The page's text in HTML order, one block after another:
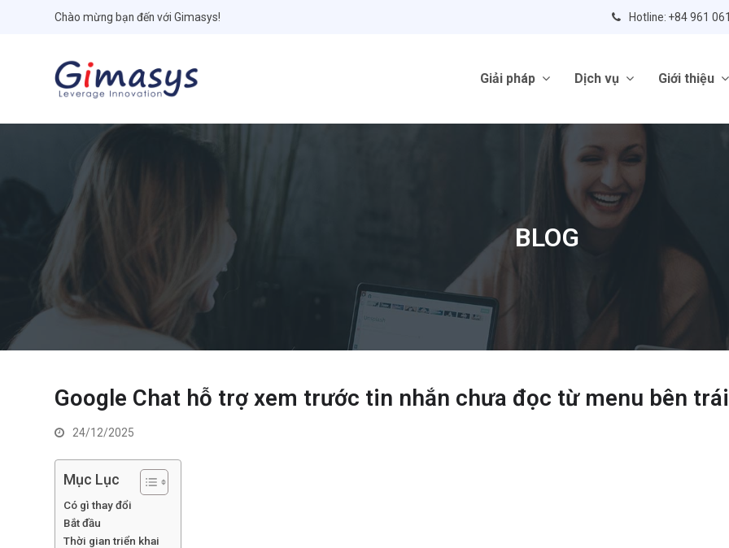
Chào mừng bạn đến với Gimasys! Hotline: +84 961
Giải pháp Dịch vụ Giới thiệu
BLOG
Google Chat hỗ trợ xem trước tin nhắn chưa đọc từ menu bên trái
24/12/2025
Mục Lục
Có gì thay đổi
Bắt đầu
Thời gian triển khai